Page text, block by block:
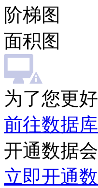
阶梯图
面积图
为了您更
前往数据
开通数据
立即开通